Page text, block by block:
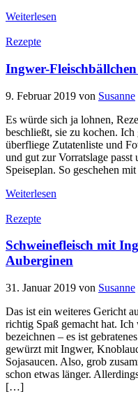
Weiterlesen
Rezepte
Ingwer-
9. Februar 2019 von Susanne
Es würde sich ja lohnen,
beschließt, sie zu kochen.
überfliege Zutatenliste und
und gut zur Vorratslage passt
Speiseplan. So geschehen
Weiterlesen
Rezepte
Schweinefleisch mit
Auberginen
31. Januar 2019 von Susanne
Das ist ein weiteres Gericht
richtig Spaß gemacht hat. Ich
bezeichnen – es ist
gewürzt mit Ingwer,
Sojasaucen. Also, grob
schon etwas länger.
[…]